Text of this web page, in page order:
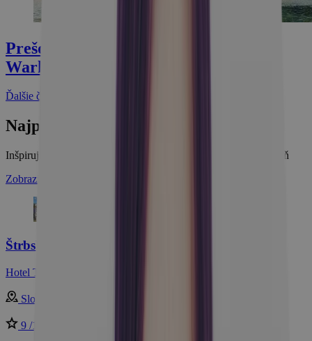
Prešovský kraj: Tatry, pralesy a Andy
Warhol na jednom mieste
Ďalšie články
Najpredávanejšie pobyty
Inšpirujte sa tými najpredávanejšími pobytmi za posledný týždeň
Zobraziť najpredávanejšie pobyty
Štrbské Pleso s bohatým wellness centrom
Hotel Toliar ***
Slovensko - Tatry
9 /10